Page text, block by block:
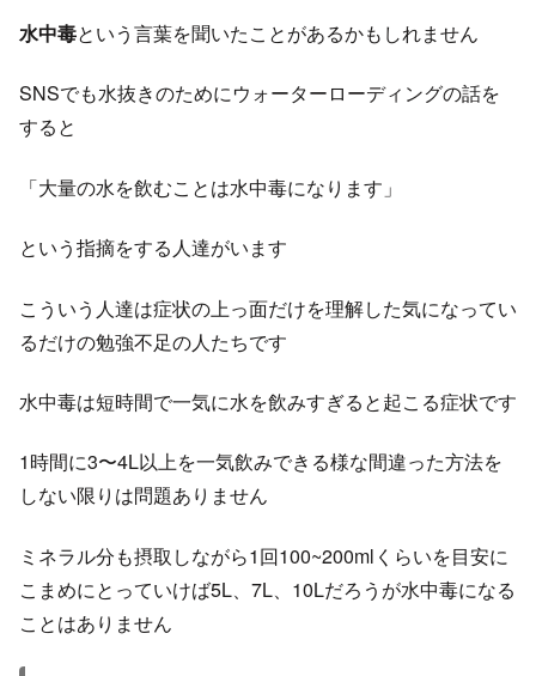
水中毒という言葉を聞いたことがあるかもしれません
SNSでも水抜きのためにウォーターローディングの話を
すると
「大量の水を飲むことは水中毒になります」
という指摘をする人達がいます
こういう人達は症状の上っ面だけを理解した気になってい
るだけの勉強不足の人たちです
水中毒は短時間で一気に水を飲みすぎると起こる症状です
1時間に3〜4L以上を一気飲みできる様な間違った方法を
しない限りは問題ありません
ミネラル分も摂取しながら1回100~200mlくらいを目安に
こまめにとっていけば5L、7L、10Lだろうが水中毒になる
ことはありません